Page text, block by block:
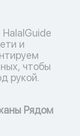
и
чтобы
рукой.
Рядом